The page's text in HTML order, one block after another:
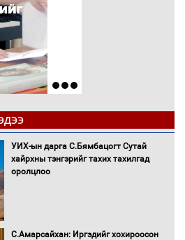
УИХ-ын дарга С.Бямбацогт Сутай
хайрхны тэнгэрийг тахих тахилгад
оролцлоо
С.Амарсайхан: Иргэдийг хохироосон